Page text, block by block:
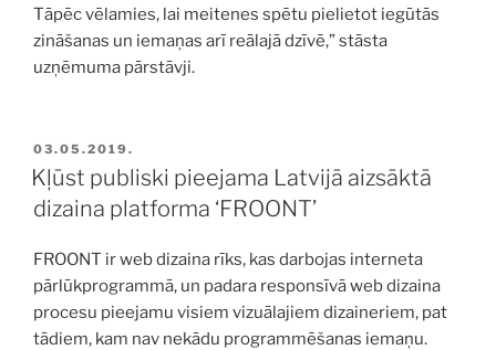
Tāpēc vēlamies, lai meitenes spētu pielietot iegūtās
zināšanas un iemaņas arī reālajā dzīvē,” stāsta
uzņēmuma pārstāvji.
PUBLICĒTS
03.05.2019.
Kļūst publiski pieejama Latvijā aizsāktā
dizaina platforma ‘FROONT’
FROONT ir web dizaina rīks, kas darbojas interneta
pārlūkprogrammā, un padara responsīvā web dizaina
procesu pieejamu visiem vizuālajiem dizaineriem, pat
tādiem, kam nav nekādu programmēšanas iemaņu.